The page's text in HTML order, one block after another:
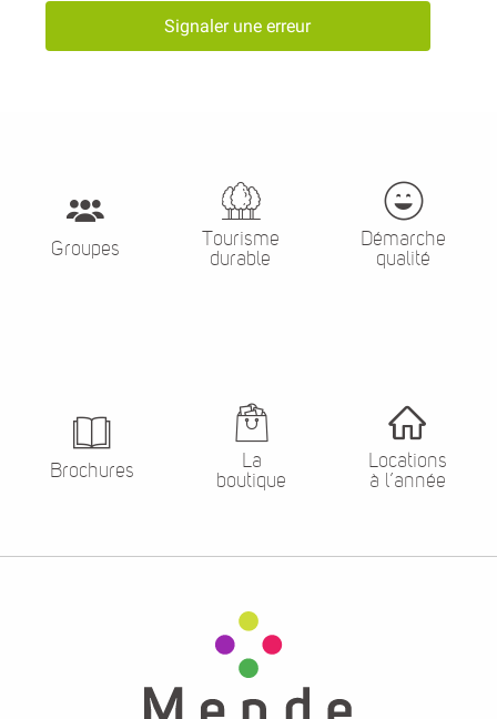
Signaler une erreur
Groupes
Tourisme
durable
Démarche
qualité
Brochures
La
boutique
Locations
à l’année